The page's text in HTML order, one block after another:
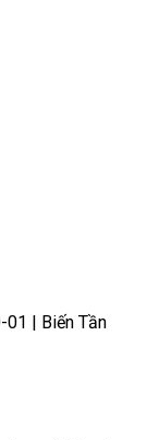
01 | Biến Tần